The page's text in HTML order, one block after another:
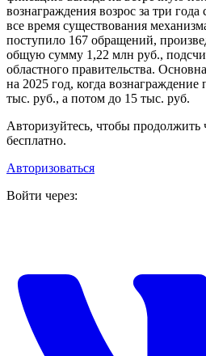
вознаграждения возрос за три
все время существования
поступило 167 обращений,
общую сумму 1,22 млн руб.,
областного правительства.
на 2025 год, когда
тыс. руб., а потом до 15 тыс. руб.
Авторизуйтесь, чтобы продолжить
бесплатно.
Авторизоваться
Войти через: